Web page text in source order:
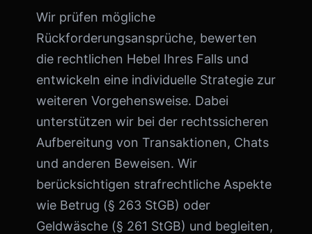
Wir prüfen mögliche
Rückforderungsansprüche, bewerten
die rechtlichen Hebel Ihres Falls und
entwickeln eine individuelle Strategie zur
weiteren Vorgehensweise. Dabei
unterstützen wir bei der rechtssicheren
Aufbereitung von Transaktionen, Chats
und anderen Beweisen. Wir
berücksichtigen strafrechtliche Aspekte
wie Betrug (§ 263 StGB) oder
Geldwäsche (§ 261 StGB) und begleiten,